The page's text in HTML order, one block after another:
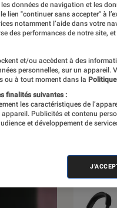
Les
données de navigation et les
lien "continuer sans accepter" à
notamment l’aide dans votre
des performances de notre site,
et/ou accèdent à des
personnelles, sur un appareil.
ou à tout moment dans la
finalités suivantes :
les caractéristiques de
Publicités et contenu
et développement de